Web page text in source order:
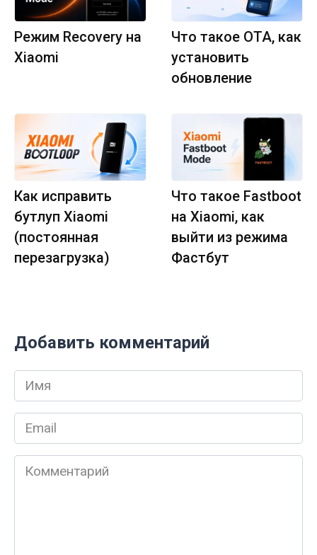
Режим Recovery на
Xiaomi
Что такое OTA, как
установить
обновление
Как исправить
бутлуп Xiaomi
(постоянная
перезагрузка)
Что такое Fastboot
на Xiaomi, как
выйти из режима
Фастбут
Добавить комментарий
Имя
*
Email
*
Комментарий